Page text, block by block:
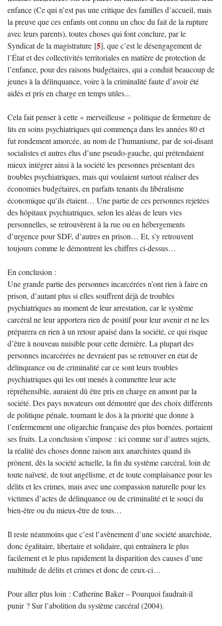
enfance (Ce qui n’est pas une critique des familles d’accueil, mais
la preuve que ces enfants ont connu un choc du fait de la rupture
avec leurs parents), toutes choses qui font conclure, par le
Syndicat de la magistrature [5], que c’est le désengagement de
l’État et des collectivités territoriales en matière de protection de
l’enfance, pour des raisons budgétaires, qui a conduit beaucoup de
jeunes à la délinquance, voire à la criminalité faute d’avoir été
aidés et pris en charge en temps utiles...
Cela fait penser à cette « merveilleuse » politique de fermeture de
lits en soins psychiatriques qui commença dans les années 80 et
fut rondement amorcée, au nom de l’humanisme, par de soi-disant
socialistes et autres élus d’une pseudo-gauche, qui prétendaient
mieux intégrer ainsi à la société les personnes présentant des
troubles psychiatriques, mais qui voulaient surtout réaliser des
économies budgétaires, en parfaits tenants du libéralisme
économique qu’ils étaient… Une partie de ces personnes rejetées
des hôpitaux psychiatriques, selon les aléas de leurs vies
personnelles, se retrouvèrent à la rue ou en hébergements
d’urgence pour SDF, d’autres en prison… Et, s’y retrouvent
toujours comme le démontrent les chiffres ci-dessus…
En conclusion :
Une grande partie des personnes incarcérées n’ont rien à faire en
prison, d’autant plus si elles souffrent déjà de troubles
psychiatriques au moment de leur arrestation, car le système
carcéral ne leur apportera rien de positif pour leur avenir et ne les
préparera en rien à un retour apaisé dans la société, ce qui risque
d’être à nouveau nuisible pour cette dernière. La plupart des
personnes incarcérées ne devraient pas se retrouver en état de
délinquance ou de criminalité car ce sont leurs troubles
psychiatriques qui les ont menés à commettre leur acte
répréhensible, auraient dû être pris en charge en amont par la
société. Des pays novateurs ont démontré que des choix différents
de politique pénale, tournant le dos à la priorité que donne à
l’enfermement une oligarchie française des plus bornées, portaient
ses fruits. La conclusion s’impose : ici comme sur d’autres sujets,
la réalité des choses donne raison aux anarchistes quand ils
prônent, dès la société actuelle, la fin du système carcéral, loin de
toute naïveté, de tout angélisme, et de toute complaisance pour les
délits et les crimes, mais avec une compassion naturelle pour les
victimes d’actes de délinquance ou de criminalité et le souci du
bien-être ou du mieux-être de tous…
Il reste néanmoins que c’est l’avènement d’une société anarchiste,
donc égalitaire, libertaire et solidaire, qui entraînera le plus
facilement et le plus rapidement la disparition des causes d’une
multitude de délits et crimes et donc de ceux-ci…
Pour aller plus loin : Catherine Baker – Pourquoi faudrait-il
punir ? Sur l’abolition du système carcéral (2004).